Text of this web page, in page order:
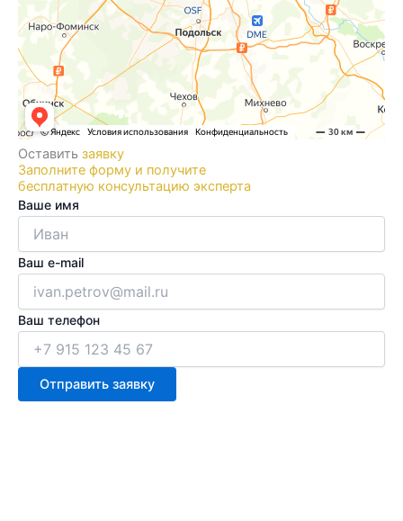
Оставить заявку
Заполните форму и получите
бесплатную консультацию эксперта
Ваше имя
Ваш e-mail
Ваш телефон
Отправить заявку